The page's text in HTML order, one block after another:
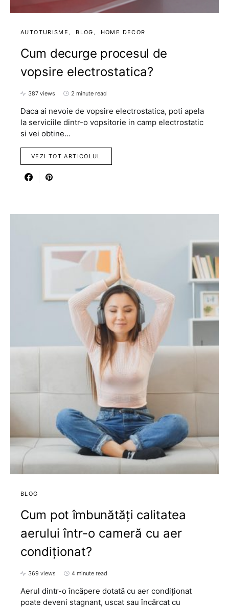
AUTOTURISME BLOG HOME DECOR
Cum decurge procesul de
vopsire electrostatica?
387 views 2 minute read
Daca ai nevoie de vopsire electrostatica, poti apela
la serviciile dintr-o vopsitorie in camp electrostatic
si vei obtine…
VEZI TOT ARTICOLUL
BLOG
Cum pot îmbunătăți calitatea
aerului într-o cameră cu aer
condiționat?
369 views 4 minute read
Aerul dintr-o încăpere dotată cu aer condiționat
poate deveni stagnant, uscat sau încărcat cu